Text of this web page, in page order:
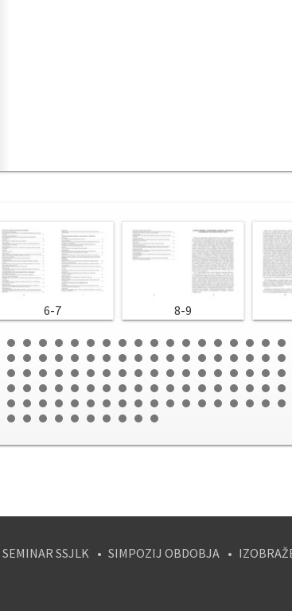
6-7 8-9
SEMINAR SSJLK SIMPOZIJ OBDOBJA